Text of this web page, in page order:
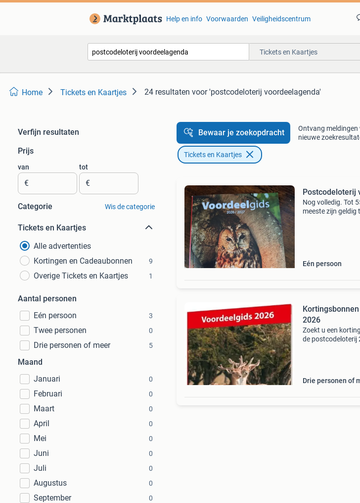
Help en info Voorwaarden Veiligheidscentrum
Tickets en Kaartjes
Home Tickets en Kaartjes 24 resultaten voor 'postcodeloterij voordeelagenda'
Verfijn resultaten
Prijs
van
€
tot
€
Categorie Wis de categorie
Tickets en Kaartjes
Alle advertenties
Kortingen en Cadeaubonnen
9
Overige Tickets en Kaartjes 1
Aantal personen
Eén persoon
3
Twee personen 0
Drie personen of meer 5
Maand
Januari
0
Februari 0
Maart 0
April 0
Mei 0
Juni 0
Juli 0
Augustus 0
September 0
Bewaar je zoekopdracht
Ontvang meldingen
nieuwe
Tickets en Kaartjes
Postcodeloterij
Nog volledig. Tot
meeste zijn geldig
Eén persoon
2026
Zoekt u een
de postcodeloterij
Drie personen of